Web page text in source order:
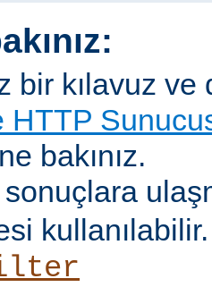
bir kılavuz
HTTP
bakınız.
sonuçlara
kullanılabilir.